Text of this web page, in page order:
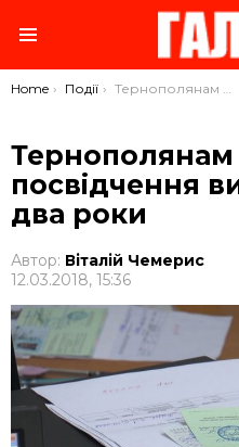
You are here:
Home Події Тернополянам водійське посвідчення видаватимуть на два роки
Тернополянам
посвідчення
два роки
Автор: Віталій Чемерис
12.03.2018, 15:36